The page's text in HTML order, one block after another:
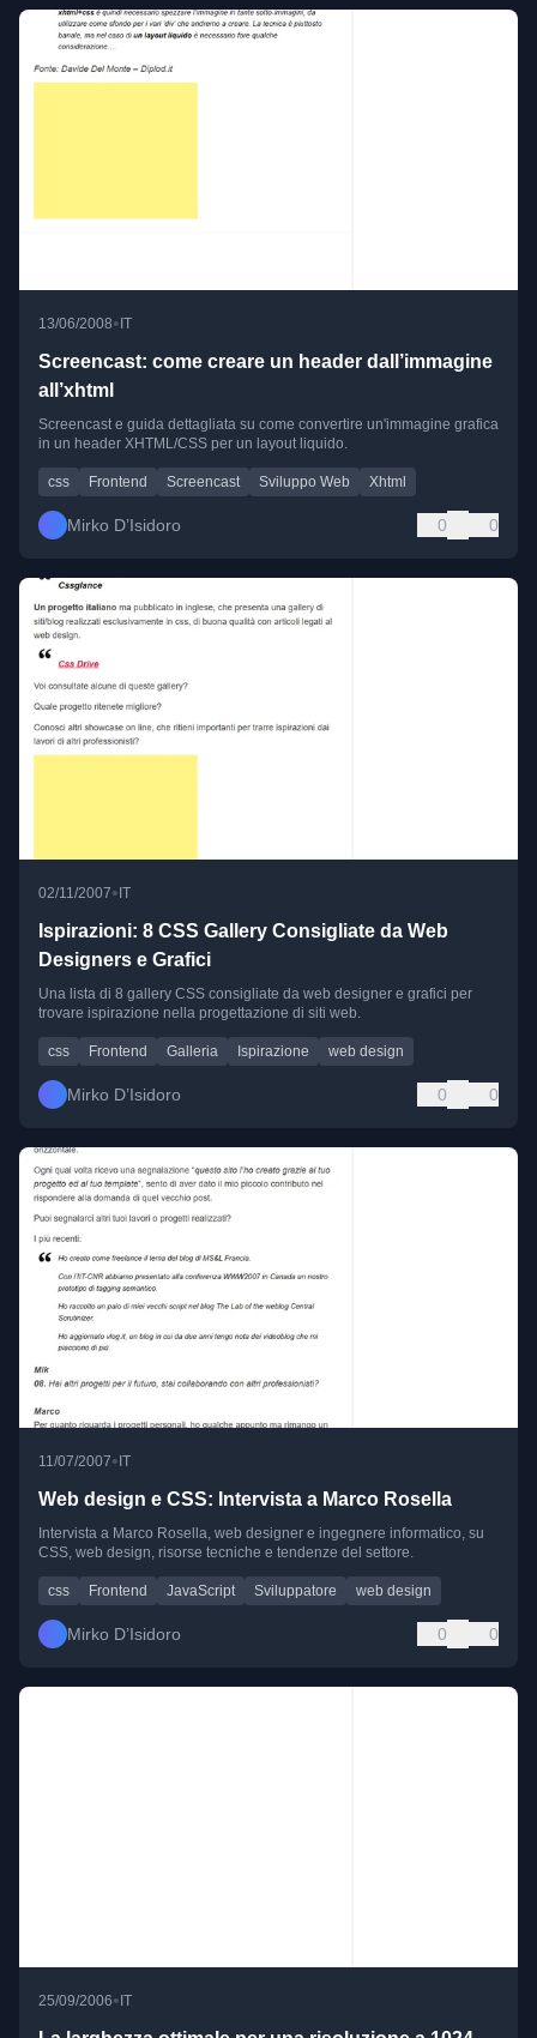
13/06/2008• IT
Screencast: come creare un header dall’immagine
all’xhtml
Screencast e guida dettagliata su come convertire un'immagine grafica
in un header XHTML/CSS per un layout liquido.
css Frontend Screencast Sviluppo Web Xhtml
Mirko D’Isidoro 0 0
02/11/2007•IT
Ispirazioni: 8 CSS Gallery Consigliate da Web
Designers e Grafici
Una lista di 8 gallery CSS consigliate da web designer e grafici per
trovare ispirazione nella progettazione di siti web.
css Frontend Galleria Ispirazione web design
Mirko D’Isidoro 0 0
11/07/2007• IT
Web design e CSS: Intervista a Marco Rosella
Intervista a Marco Rosella, web designer e ingegnere informatico, su
CSS, web design, risorse tecniche e tendenze del settore.
css Frontend JavaScript Sviluppatore web design
Mirko D’Isidoro 0 0
25/09/2006• IT